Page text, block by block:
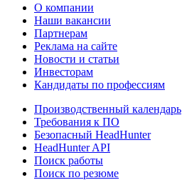
О компании
Наши вакансии
Партнерам
Реклама на сайте
Новости и статьи
Инвесторам
Кандидаты по профессиям
Производственный календарь
Требования к ПО
Безопасный HeadHunter
HeadHunter API
Поиск работы
Поиск по резюме